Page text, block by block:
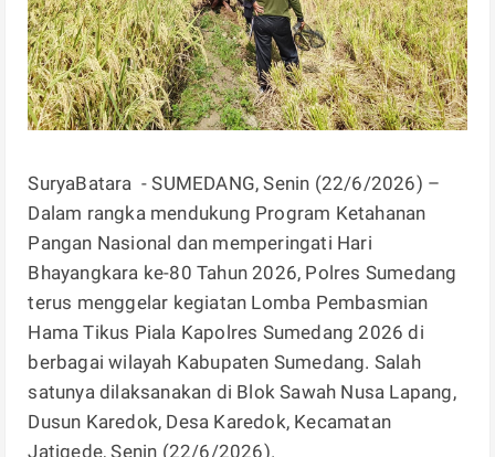
SuryaBatara - SUMEDANG, Senin (22/6/2026) –
Dalam rangka mendukung Program Ketahanan
Pangan Nasional dan memperingati Hari
Bhayangkara ke-80 Tahun 2026, Polres Sumedang
terus menggelar kegiatan Lomba Pembasmian
Hama Tikus Piala Kapolres Sumedang 2026 di
berbagai wilayah Kabupaten Sumedang. Salah
satunya dilaksanakan di Blok Sawah Nusa Lapang,
Dusun Karedok, Desa Karedok, Kecamatan
Jatigede, Senin (22/6/2026).